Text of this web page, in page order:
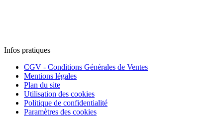
Infos pratiques
CGV - Conditions Générales de Ventes
Mentions légales
Plan du site
Utilisation des cookies
Politique de confidentialité
Paramètres des cookies